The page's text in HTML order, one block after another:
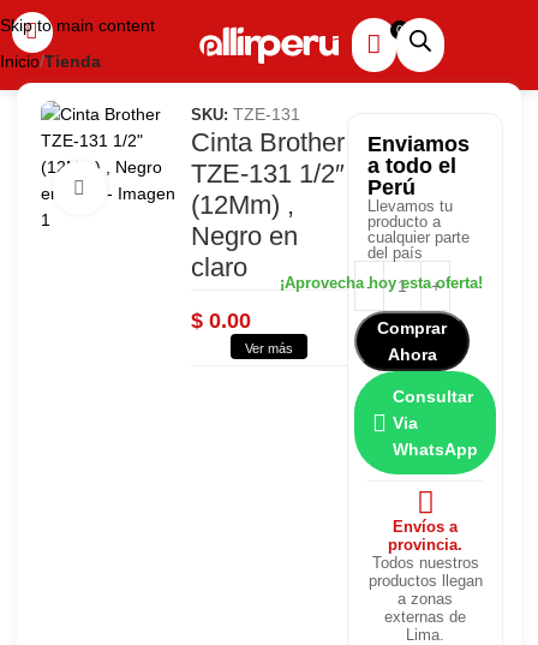
Skip to main content
Inicio Tienda
Haga clic para ampliar
SKU: TZE-131
Cinta Brother
TZE-131 1/2″
(12Mm) ,
Negro en
claro
$ 0.00
Ver más
Enviamos
a todo el
Perú
Llevamos tu
producto a
cualquier parte
del país
Comprar
Ahora
Consultar
Via
WhatsApp
Envíos a
provincia.
Todos nuestros
productos llegan
a zonas
externas de
Lima.